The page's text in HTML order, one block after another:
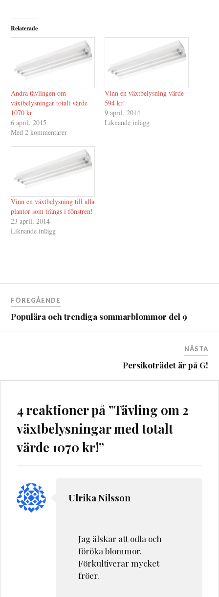
Relaterade
Andra tävlingen om
växtbelysningar totalt värde
1070 kr
6 april, 2015
Med 2 kommentarer
Vinn en växtbelysning värde
594 kr!
9 april, 2014
Liknande inlägg
Vinn en växtbelysning till alla
plantor som trängs i fönstren!
23 april, 2014
Liknande inlägg
Inläggsnavigering
FÖREGÅENDE
Populära och trendiga sommarblommor del 9
NÄSTA
Persikoträdet är på G!
4 reaktioner på ”Tävling om 2
växtbelysningar med totalt
värde 1070 kr!”
Ulrika Nilsson
Jag älskar att odla och
föröka blommor.
Förkultiverar mycket
fröer.